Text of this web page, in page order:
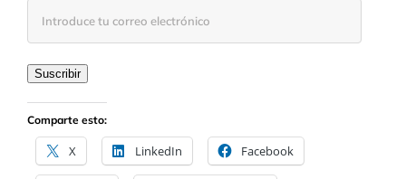
electrónico
Suscribir
Comparte esto:
X LinkedIn Facebook